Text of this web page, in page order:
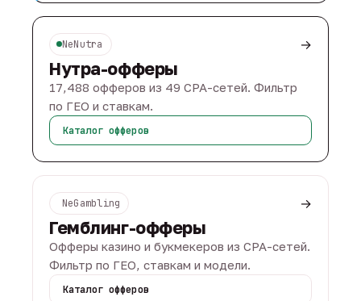
NeNutra →
Нутра-офферы
17,488 офферов из 49 CPA-сетей. Фильтр
по ГЕО и ставкам.
Каталог офферов
NeGambling →
Гемблинг-офферы
Офферы казино и букмекеров из CPA-сетей.
Фильтр по ГЕО, ставкам и модели.
Каталог офферов